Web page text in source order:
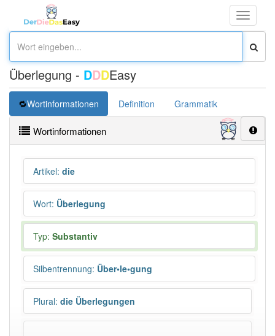
Toggle
Überlegung - DDDEasy
Wortinformationen Definition Grammatik
Wortinformationen
Artikel: die
Wort: Überlegung
Typ: Substantiv
Silbentrennung: Über•le•gung
Plural: die Überlegungen